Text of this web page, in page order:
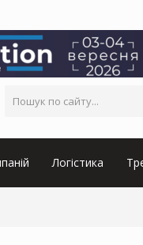
Логістика